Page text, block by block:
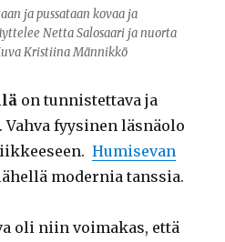
ja pussataan kovaa ja
Netta Salosaari ja nuorta
Kristiina Männikkö
on tunnistettava ja
fyysinen läsnäolo
Humisevan
modernia tanssia.
oli niin voimakas, että